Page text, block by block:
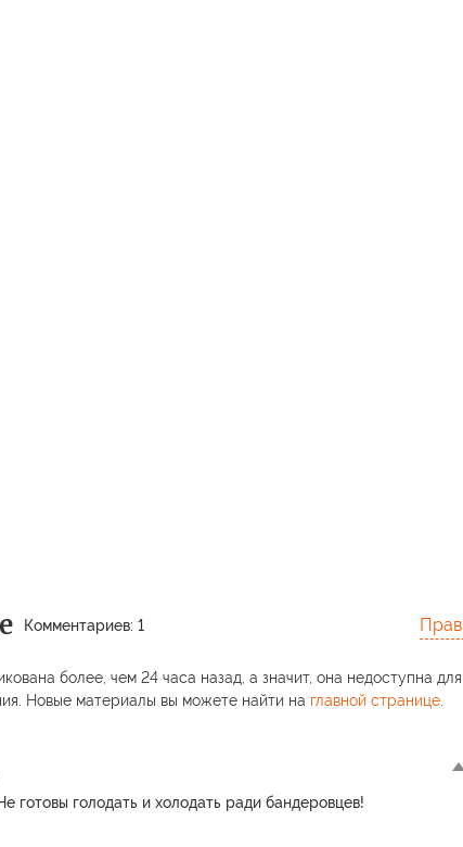
Комментариев: 1
более, чем 24 часа назад, а значит, она недоступна для
Новые материалы вы можете найти на главной странице.
готовы голодать и холодать ради бандеровцев!